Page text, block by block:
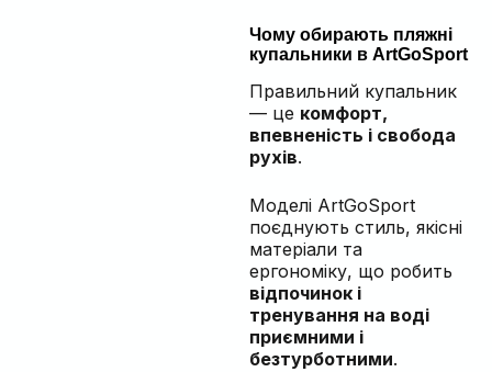
Чому обирають пляжні
купальники в ArtGoSport
Правильний купальник
— це комфорт,
впевненість і свобода
рухів.
Моделі ArtGoSport
поєднують стиль, якісні
матеріали та
ергономіку, що робить
відпочинок і
тренування на воді
приємними і
безтурботними.